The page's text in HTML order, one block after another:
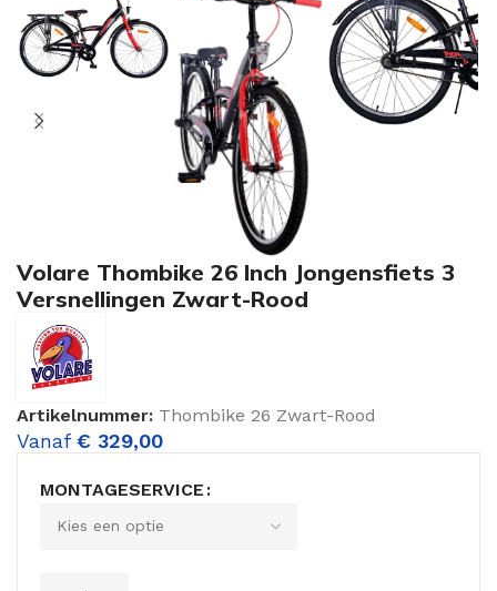
Volare Thombike 26 Inch Jongensfiets 3
Versnellingen Zwart-Rood
Artikelnummer: Thombike 26 Zwart-Rood
Vanaf € 329,00
MONTAGESERVICE